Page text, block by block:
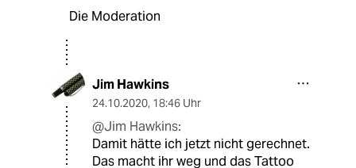
Die Moderation
Jim Hawkins
24.10.2020, 18:46 Uhr
@Jim Hawkins:
Damit hätte ich jetzt nicht gerechnet.
Das macht ihr weg und das Tattoo